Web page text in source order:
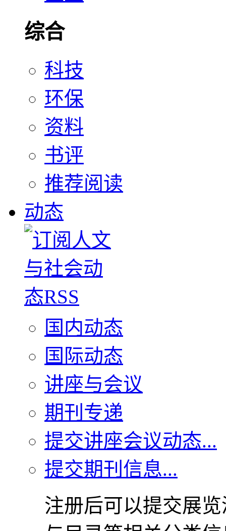
综合
科技
环保
资料
书评
推荐阅读
动态
国内动态
国际动态
讲座与会议
期刊专递
提交讲座会议动态...
提交期刊信息...
注册后可以提交展